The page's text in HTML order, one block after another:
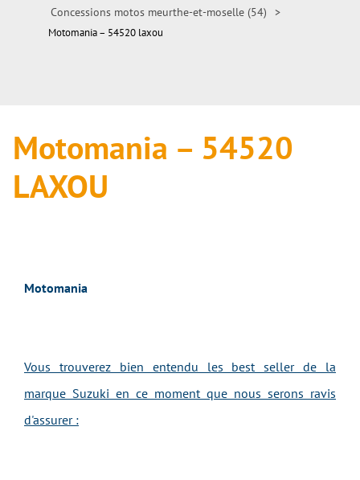
Concessions motos meurthe-et-moselle (54)
>
Motomania – 54520 laxou
Motomania – 54520
LAXOU
Motomania
Vous trouverez bien entendu les best seller de la
marque Suzuki en ce moment que nous serons ravis
d'assurer :